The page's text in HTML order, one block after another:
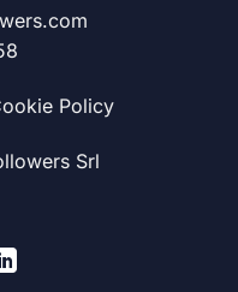
Policy
Srl